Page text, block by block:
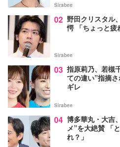
Sirabee
02 野田クリスタル
愕 「ちょっと疲
Sirabee
03 指原莉乃、若槻
ての違い”指摘
ギレ
Sirabee
04 博多華丸・大吉
メ”を大絶賛 「
れ？」